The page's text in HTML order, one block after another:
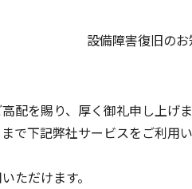
設備障害復旧の
配を賜り、厚く御礼申し上げま
で下記弊社サービスをご利用
ただけます。